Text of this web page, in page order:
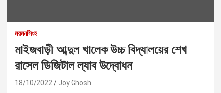
ময়মনসিংহ
মাইজবাড়ী আব্দুল খালেক উচ্চ বিদ্যালয়ের শেখ
রাসেল ডিজিটাল ল্যাব উদ্বোধন
18/10/2022 Joy Ghosh